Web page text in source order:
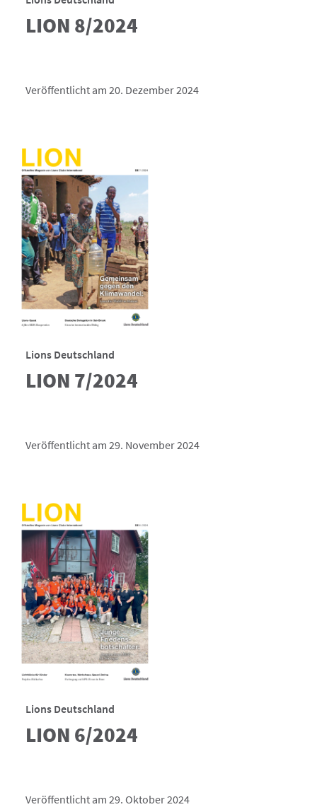
LION 8/2024
Veröffentlicht am 20. Dezember 2024
Lions Deutschland
LION 7/2024
Veröffentlicht am 29. November 2024
Lions Deutschland
LION 6/2024
Veröffentlicht am 29. Oktober 2024